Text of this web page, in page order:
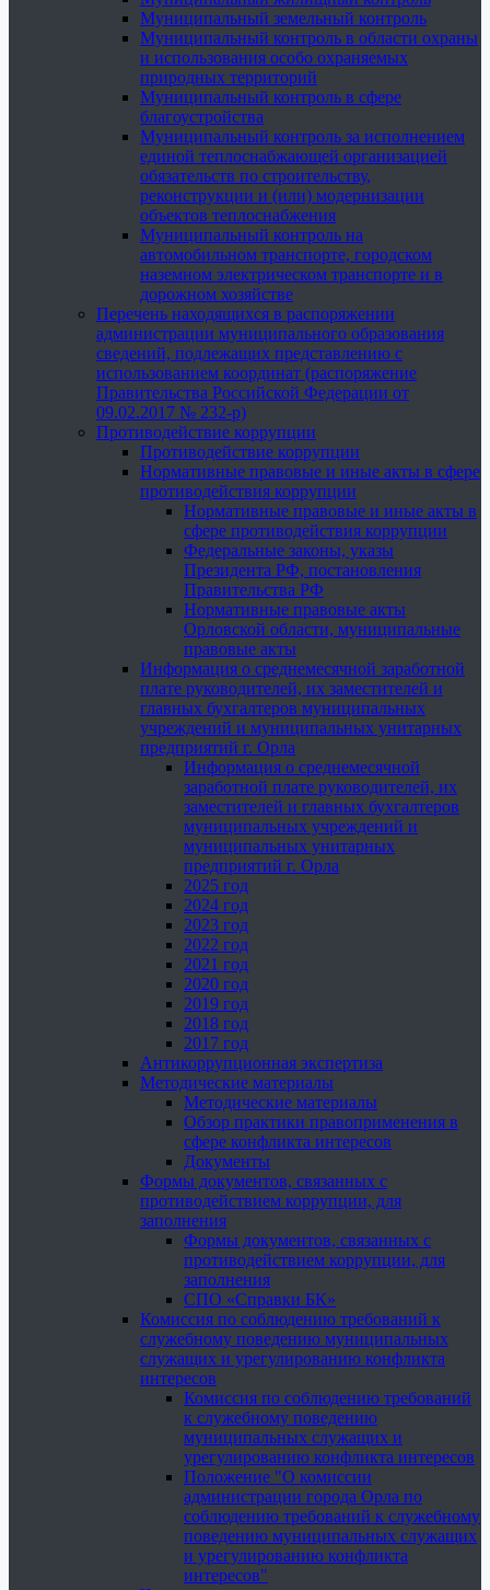
Муниципальный земельный контроль
Муниципальный контроль в области охраны
и использования особо охраняемых
природных территорий
Муниципальный контроль в сфере
благоустройства
Муниципальный контроль за исполнением
единой теплоснабжающей организацией
обязательств по строительству,
реконструкции и (или) модернизации
объектов теплоснабжения
Муниципальный контроль на
автомобильном транспорте, городском
наземном электрическом транспорте и в
дорожном хозяйстве
Перечень находящихся в распоряжении
администрации муниципального образования
сведений, подлежащих представлению с
использованием координат (распоряжение
Правительства Российской Федерации от
09.02.2017 № 232-р)
Противодействие коррупции
Противодействие коррупции
Нормативные правовые и иные акты в сфере
противодействия коррупции
Нормативные правовые и иные акты в
сфере противодействия коррупции
Федеральные законы, указы
Президента РФ, постановления
Правительства РФ
Нормативные правовые акты
Орловской области, муниципальные
правовые акты
Информация о среднемесячной заработной
плате руководителей, их заместителей и
главных бухгалтеров муниципальных
учреждений и муниципальных унитарных
предприятий г. Орла
Информация о среднемесячной
заработной плате руководителей, их
заместителей и главных бухгалтеров
муниципальных учреждений и
муниципальных унитарных
предприятий г. Орла
2025 год
2024 год
2023 год
2022 год
2021 год
2020 год
2019 год
2018 год
2017 год
Антикоррупционная экспертиза
Методические материалы
Методические материалы
Обзор практики правоприменения в
сфере конфликта интересов
Документы
Формы документов, связанных с
противодействием коррупции, для
заполнения
Формы документов, связанных с
противодействием коррупции, для
заполнения
СПО «Справки БК»
Комиссия по соблюдению требований к
служебному поведению муниципальных
служащих и урегулированию конфликта
интересов
Комиссия по соблюдению требований
к служебному поведению
муниципальных служащих и
урегулированию конфликта интересов
Положение "О комиссии
администрации города Орла по
соблюдению требований к служебному
поведению муниципальных служащих
и урегулированию конфликта
интересов"